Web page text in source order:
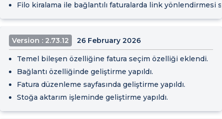
Filo kiralama ile bağlantılı faturalarda link yönlendirmesi
Version : 2.73.12 26 February 2026
Temel bileşen özelliğine fatura seçim özelliği eklendi.
Bağlantı özelliğinde geliştirme yapıldı.
Fatura düzenleme sayfasında geliştirme yapıldı.
Stoğa aktarım işleminde geliştirme yapıldı.